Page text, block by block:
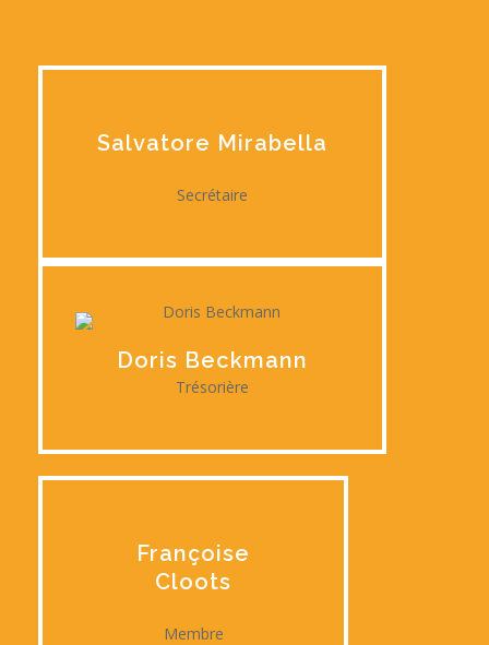
Salvatore Mirabella
Secrétaire
Doris Beckmann
Trésorière
Françoise
Cloots
Membre